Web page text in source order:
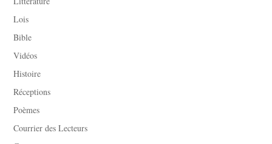
Lois
Bible
Vidéos
Histoire
Réceptions
Poèmes
Courrier des Lecteurs